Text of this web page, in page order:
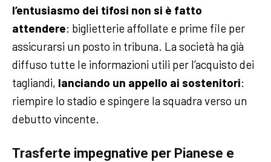
l’entusiasmo dei tifosi non si è fatto
attendere: biglietterie affollate e prime file per
assicurarsi un posto in tribuna. La società ha già
diffuso tutte le informazioni utili per l’acquisto dei
tagliandi, lanciando un appello ai sostenitori:
riempire lo stadio e spingere la squadra verso un
debutto vincente.
Trasferte impegnative per Pianese e